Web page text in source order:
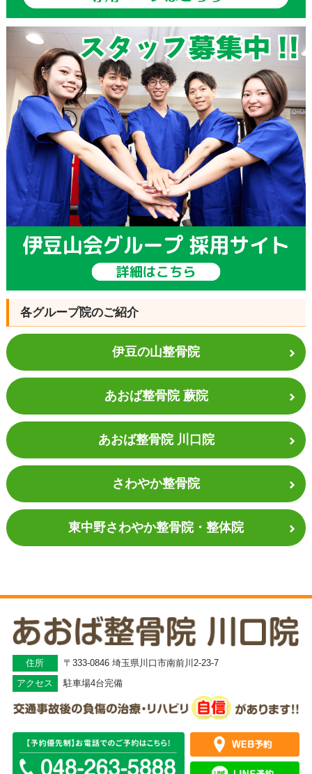
各グループ院のご紹介
伊豆の山整骨院
あおば整骨院 蕨院
あおば整骨院 川口院
さわやか整骨院
東中野さわやか整骨院・整体院
住所
〒333-0846 埼玉県川口市南前川2-23-7
アクセス
駐車場4台完備